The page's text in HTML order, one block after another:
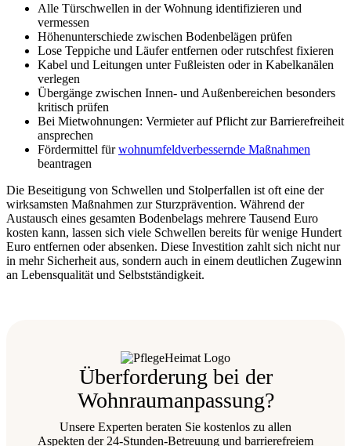
Alle Türschwellen in der Wohnung identifizieren und
vermessen
Höhenunterschiede zwischen Bodenbelägen prüfen
Lose Teppiche und Läufer entfernen oder rutschfest fixieren
Kabel und Leitungen unter Fußleisten oder in Kabelkanälen
verlegen
Übergänge zwischen Innen- und Außenbereichen besonders
kritisch prüfen
Bei Mietwohnungen: Vermieter auf Pflicht zur Barrierefreiheit
ansprechen
Fördermittel fürwohnumfeldverbessernde Maßnahmen
beantragen
Die Beseitigung von Schwellen und Stolperfallen ist oft eine der
wirksamsten Maßnahmen zur Sturzprävention. Während der
Austausch eines gesamten Bodenbelags mehrere Tausend Euro
kosten kann, lassen sich viele Schwellen bereits für wenige Hundert
Euro entfernen oder absenken. Diese Investition zahlt sich nicht nur
in mehr Sicherheit aus, sondern auch in einem deutlichen Zugewinn
an Lebensqualität und Selbstständigkeit.
Überforderung bei der
Wohnraumanpassung?
Unsere Experten beraten Sie kostenlos zu allen
Aspekten der 24-Stunden-Betreuung und barrierefreiem